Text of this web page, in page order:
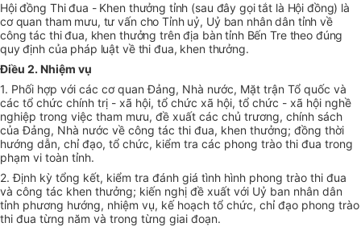
Hội đồng Thi đua - Khen thưởng tỉnh (sau đây gọi tắt là Hội đồng) là
cơ quan tham mưu, tư vấn cho Tỉnh uỷ, Uỷ ban nhân dân tỉnh về
công tác thi đua, khen thưởng trên địa bàn tỉnh Bến Tre theo đúng
quy định của pháp luật về thi đua, khen thưởng.
Điều 2. Nhiệm vụ
1. Phối hợp với các cơ quan Đảng, Nhà nước, Mặt trận Tổ quốc và
các tổ chức chính trị - xã hội, tổ chức xã hội, tổ chức - xã hội nghề
nghiệp trong việc tham mưu, đề xuất các chủ trương, chính sách
của Đảng, Nhà nước về công tác thi đua, khen thưởng; đồng thời
hướng dẫn, chỉ đạo, tổ chức, kiểm tra các phong trào thi đua trong
phạm vi toàn tỉnh.
2. Định kỳ tổng kết, kiểm tra đánh giá tình hình phong trào thi đua
và công tác khen thưởng; kiến nghị đề xuất với Uỷ ban nhân dân
tỉnh phương hướng, nhiệm vụ, kế hoạch tổ chức, chỉ đạo phong trào
thi đua từng năm và trong từng giai đoạn.